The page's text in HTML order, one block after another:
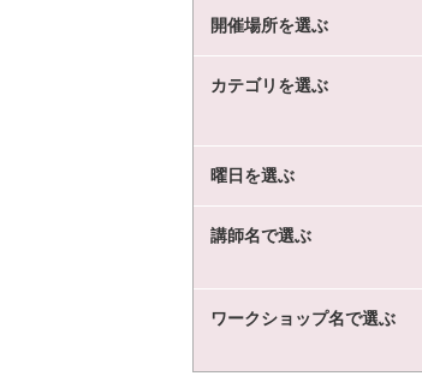
開催場所を選ぶ
カテゴリを選ぶ
曜日を選ぶ
講師名で選ぶ
ワークショップ名で選ぶ